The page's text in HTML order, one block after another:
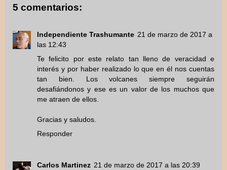
5 comentarios:
Independiente Trashumante 21 de marzo de 2017 a
las 12:43
Te felicito por este relato tan lleno de veracidad e
interés y por haber realizado lo que en él nos cuentas
tan bien. Los volcanes siempre seguirán
desafiándonos y ese es un valor de los muchos que
me atraen de ellos.
Gracias y saludos.
Responder
Carlos Martinez 21 de marzo de 2017 a las 20:39